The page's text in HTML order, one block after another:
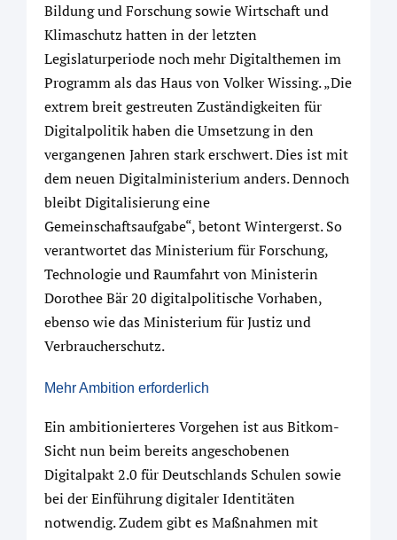
Bildung und Forschung sowie Wirtschaft und
Klimaschutz hatten in der letzten
Legislaturperiode noch mehr Digitalthemen im
Programm als das Haus von Volker Wissing. „Die
extrem breit gestreuten Zuständigkeiten für
Digitalpolitik haben die Umsetzung in den
vergangenen Jahren stark erschwert. Dies ist mit
dem neuen Digitalministerium anders. Dennoch
bleibt Digitalisierung eine
Gemeinschaftsaufgabe“, betont Wintergerst. So
verantwortet das Ministerium für Forschung,
Technologie und Raumfahrt von Ministerin
Dorothee Bär 20 digitalpolitische Vorhaben,
ebenso wie das Ministerium für Justiz und
Verbraucherschutz.
Mehr Ambition erforderlich
Ein ambitionierteres Vorgehen ist aus Bitkom-
Sicht nun beim bereits angeschobenen
Digitalpakt 2.0 für Deutschlands Schulen sowie
bei der Einführung digitaler Identitäten
notwendig. Zudem gibt es Maßnahmen mit